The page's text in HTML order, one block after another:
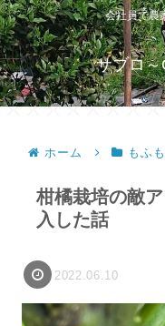
会社員で農
サブロ
ホーム もふ
柑橘栽培の敵
入した話
2022.06.10